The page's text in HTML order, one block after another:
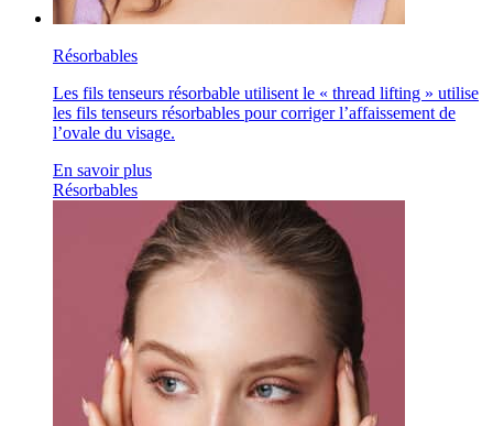
Résorbables
Les fils tenseurs résorbable utilisent le « thread lifting » utilise
les fils tenseurs résorbables pour corriger l’affaissement de
l’ovale du visage.
En savoir plus
Résorbables